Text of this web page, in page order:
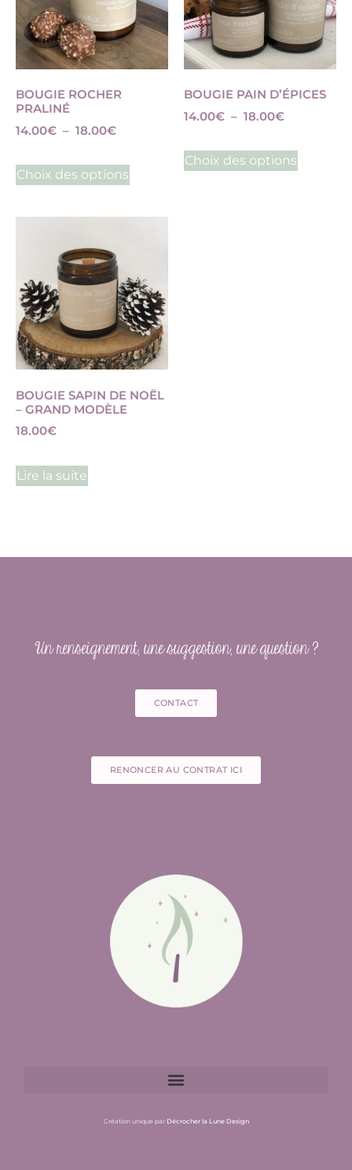
BOUGIE ROCHER
PRALINÉ
14.00€ – 18.00€
Choix des options
BOUGIE PAIN D’ÉPICES
14.00€ – 18.00€
Choix des options
BOUGIE SAPIN DE NOËL
– GRAND MODÈLE
18.00€
Lire la suite
Création unique par Décrocher la Lune Design
Un renseignement, une suggestion, une question ?
CONTACT
RENONCER AU CONTRAT ICI